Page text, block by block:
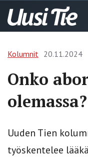
Kolumnit 20.11.2024
Onko
olemassa?
Uuden Tien
työskentelee